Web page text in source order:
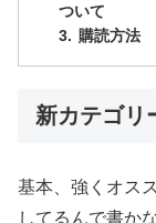
ついて
購読方法
新カテゴリ
基本、強くオス
してるんで書か